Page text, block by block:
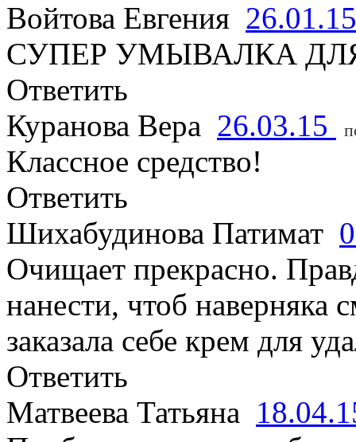
Войтова Евгения
СУПЕР УМЫВАЛКА
Ответить
Куранова Вера 26.03.15
Классное средство!
Ответить
Шихабудинова Патимат
Очищает прекрасно.
нанести, чтоб
заказала себе крем для
Ответить
Матвеева Татьяна